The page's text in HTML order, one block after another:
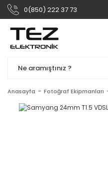
0(850) 222 37 73
Anasayfa Fotoğraf Ekipmanları